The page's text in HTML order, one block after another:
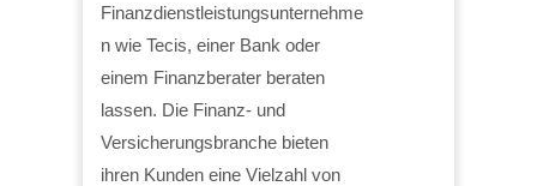
Finanzdienstleistungsunternehme
n wie Tecis, einer Bank oder
einem Finanzberater beraten
lassen. Die Finanz- und
Versicherungsbranche bieten
ihren Kunden eine Vielzahl von